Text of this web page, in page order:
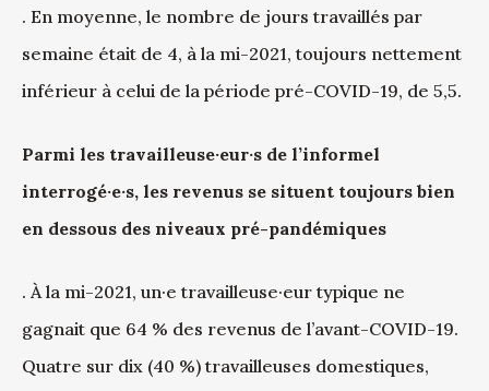
. En moyenne, le nombre de jours travaillés par
semaine était de 4, à la mi-2021, toujours nettement
inférieur à celui de la période pré-COVID-19, de 5,5.
Parmi les travailleuse·eur·s de l’informel
interrogé·e·s, les revenus se situent toujours bien
en dessous des niveaux pré-pandémiques
. À la mi-2021, un·e travailleuse·eur typique ne
gagnait que 64 % des revenus de l’avant-COVID-19.
Quatre sur dix (40 %) travailleuses domestiques,